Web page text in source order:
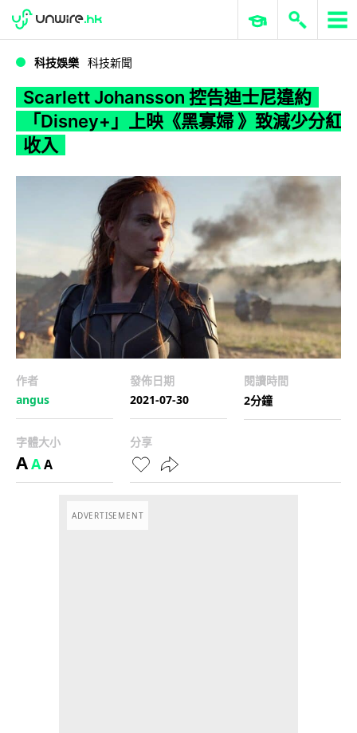
WWDC 2026 ERP 與商業 AI
科技娛樂 科技新聞
Scarlett Johansson 控告迪士尼違約
「Disney+」上映《黑寡婦 》致減少分紅
收入
作者
angus
發佈日期
2021-07-30
閱讀時間
2分鐘
字體大小
AAA
分享
ADVERTISEMENT